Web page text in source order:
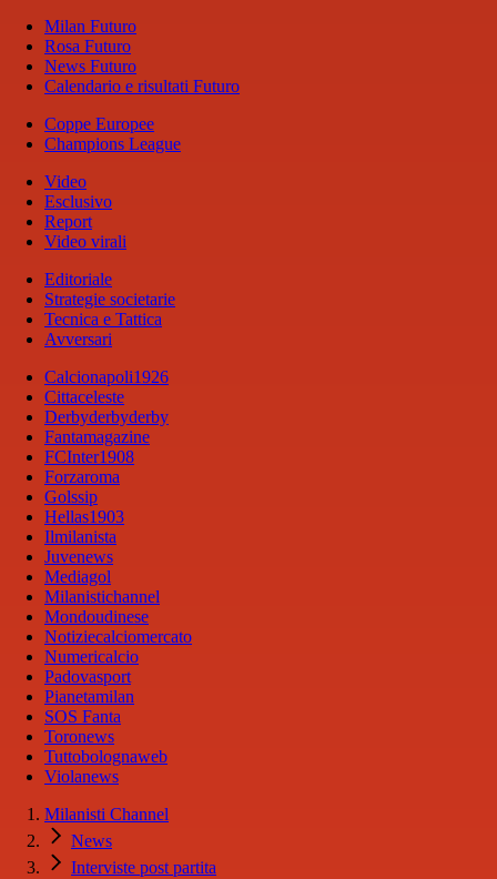
Milan Futuro
Rosa Futuro
News Futuro
Calendario e risultati Futuro
Coppe Europee
Champions League
Video
Esclusivo
Report
Video virali
Editoriale
Strategie societarie
Tecnica e Tattica
Avversari
Calcionapoli1926
Cittaceleste
Derbyderbyderby
Fantamagazine
FCInter1908
Forzaroma
Golssip
Hellas1903
Ilmilanista
Juvenews
Mediagol
Milanistichannel
Mondoudinese
Notiziecalciomercato
Numericalcio
Padovasport
Pianetamilan
SOS Fanta
Toronews
Tuttobolognaweb
Violanews
Milanisti Channel
News
Interviste post partita